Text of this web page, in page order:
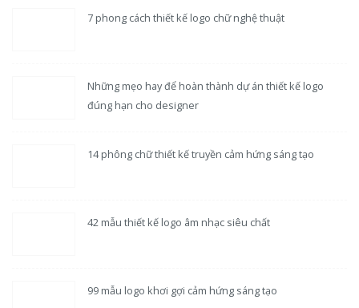
7 phong cách thiết kế logo chữ nghệ thuật
Những mẹo hay để hoàn thành dự án thiết kế logo
đúng hạn cho designer
14 phông chữ thiết kế truyền cảm hứng sáng tạo
42 mẫu thiết kế logo âm nhạc siêu chất
99 mẫu logo khơi gợi cảm hứng sáng tạo